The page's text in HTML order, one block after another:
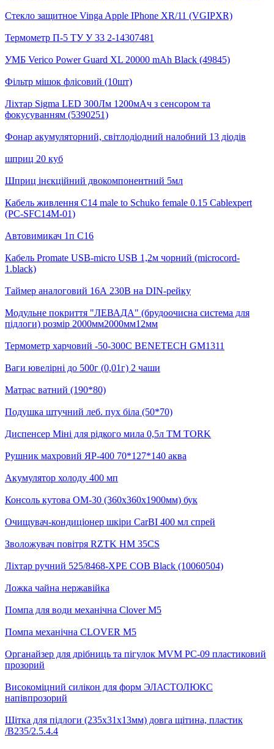
Стекло защитное Vinga Apple IPhone XR/11 (VGIPXR)
Термометр П-5 ТУ У 33 2-14307481
УМБ Verico Power Guard XL 20000 mAh Black (49845)
Фільтр мішок флісовий (10шт)
Ліхтар Sigma LED 300Лм 1200мАч з сенсором та
фокусуванням (5390251)
Фонар акумуляторний, світлодіодний налобний 13 діодів
шприц 20 куб
Шприц інєкційний двокомпонентний 5мл
Кабель живлення С14 male to Schuko female 0.15 Cablexpert
(PC-SFC14M-01)
Автовимикач 1п С16
Кабель Promate USB-micro USB 1,2м чорний (microcord-
1.black)
Таймер аналоговий 16А 230B на DIN-рейку
Модульне покриття "ЛЕВАДА" (брудоочисна система для
підлоги) розмір 2000мм2000мм12мм
Термометр харчовий -50-300С BENETECH GM1311
Ваги ювелірні до 500г (0,01г) 2 чаши
Матрас ватний (190*80)
Подушка штучний леб. пух біла (50*70)
Диспенсер Міні для рідкого мила 0,5л ТМ TORK
Рушник махровий ЯР-400 70*127*140 аква
Акумулятор холоду 400 мп
Консоль кутова ОМ-30 (360х360х1900мм) бук
Очищувач-кондиціонер шкіри CarBI 400 мл спрей
Зволожувач повітря RZTK HM 35CS
Ліхтар ручний 525/8468-XPE COB Black (10060504)
Ложка чайна нержавійка
Помпа для води механічна Clover M5
Помпа механічна CLOVER М5
Органайзер для дрібниць та пігулок MVM PC-09 пластиковий
прозорий
Високоміцний силікон для форм ЭЛАСТОЛЮКС
напівпрозорий
Щітка для підлоги (235х31х13мм) довга щітина, пластик
/B235/2.5.4.4